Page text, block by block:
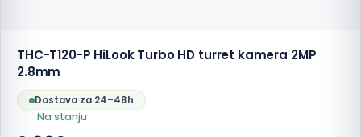
THC-T120-P HiLook Turbo HD turret kamera 2MP
2.8mm
Dostava za 24–48h
Na stanju